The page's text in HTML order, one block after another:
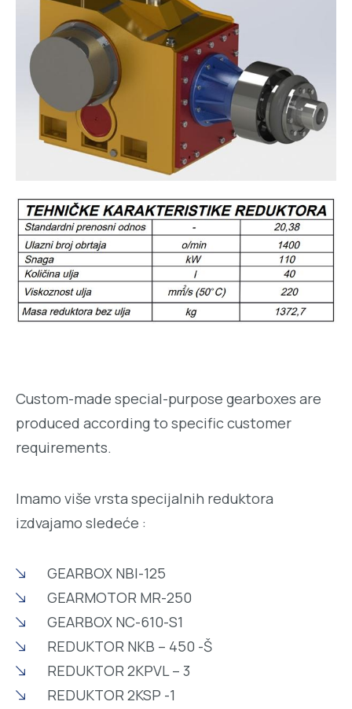
Custom-made special-purpose gearboxes are
produced according to specific customer
requirements.
Imamo više vrsta specijalnih reduktora
izdvajamo sledeće :
GEARBOX NBI-125
GEARMOTOR MR-250
GEARBOX NC-610-S1
REDUKTOR NKB – 450 -Š
REDUKTOR 2KPVL – 3
REDUKTOR 2KSP -1